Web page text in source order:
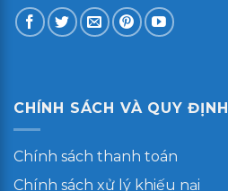
CHÍNH SÁCH VÀ QUY ĐỊNH
Chính sách thanh toán
Chính sách xử lý khiếu nại